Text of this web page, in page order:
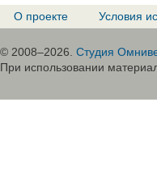
О проекте Условия
© 2008–2026. Студия
При использовании